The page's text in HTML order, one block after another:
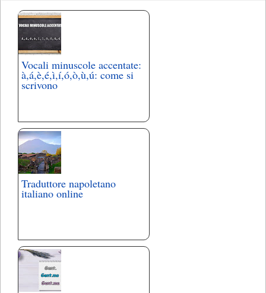
Vocali minuscole accentate:
à,á,è,é,ì,í,ó,ò,ù,ú: come si
scrivono
Traduttore napoletano
italiano online